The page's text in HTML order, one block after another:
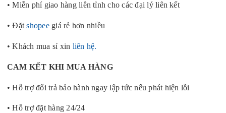
• Miễn phí giao hàng liên tỉnh cho các đại lý liên kết
• Đặtshopeegiá rẻ hơn nhiều
• Khách mua sỉ xin liên hệ.
CAM KẾT KHI MUA HÀNG
• Hỗ trợ đổi trả bảo hành ngay lập tức nếu phát hiện lỗi
• Hỗ trợ đặt hàng 24/24